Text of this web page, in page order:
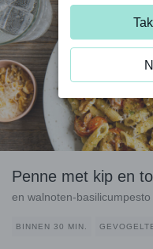
Penne met kip en
en walnoten-basilicumpesto
BINNEN 30 MIN.